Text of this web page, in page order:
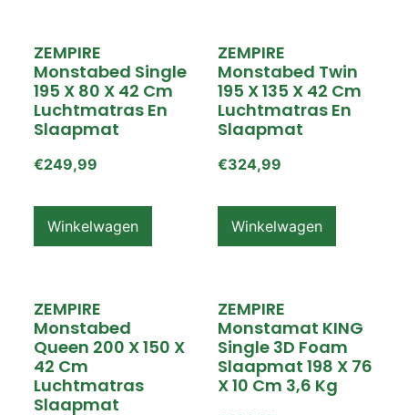
ZEMPIRE
Monstabed Single
195 X 80 X 42 Cm
Luchtmatras En
Slaapmat
€249,99
Winkelwagen
ZEMPIRE
Monstabed Twin
195 X 135 X 42 Cm
Luchtmatras En
Slaapmat
€324,99
Winkelwagen
ZEMPIRE
Monstabed
Queen 200 X 150 X
42 Cm
Luchtmatras
Slaapmat
ZEMPIRE
Monstamat KING
Single 3D Foam
Slaapmat 198 X 76
X 10 Cm 3,6 Kg